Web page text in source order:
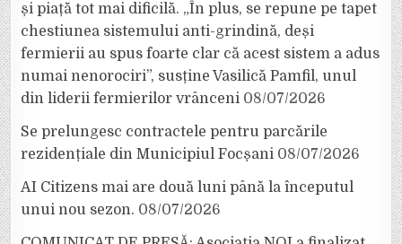
și piață tot mai dificilă. „În plus, se repune pe tapet
chestiunea sistemului anti-grindină, deși
fermierii au spus foarte clar că acest sistem a adus
numai nenorociri”, susține Vasilică Pamfil, unul
din liderii fermierilor vrânceni 08/07/2026
Se prelungesc contractele pentru parcările
rezidențiale din Municipiul Focșani 08/07/2026
AI Citizens mai are două luni până la începutul
unui nou sezon. 08/07/2026